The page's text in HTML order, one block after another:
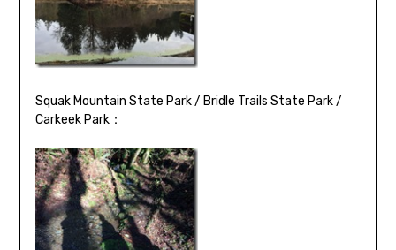
Squak Mountain State Park / Bridle Trails State Park /
Carkeek Park：